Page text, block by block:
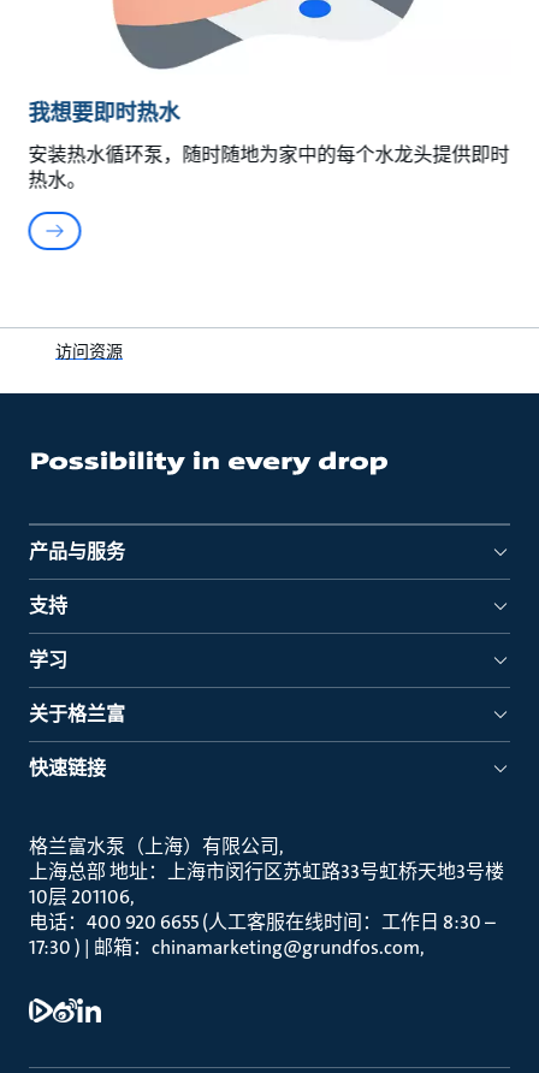
我想要即时热水
安装热水循环泵，随时随地为家中的每个水龙头提供即时
热水。
访问资源
产品与服务
支持
学习
关于格兰富
快速链接
格兰富水泵（上海）有限公司
上海总部 地址：上海市闵行区苏虹路33号虹桥天地3号楼
10层 201106
电话：400 920 6655 (人工客服在线时间：工作日 8:30 –
17:30 ) | 邮箱：chinamarketing@grundfos.com